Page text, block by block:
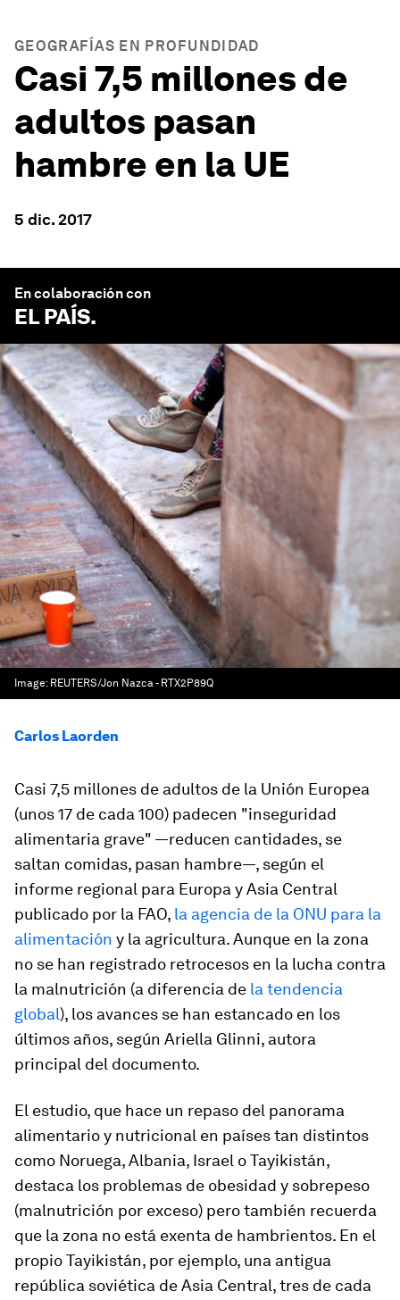
GEOGRAFÍAS EN PROFUNDIDAD
Casi 7,5 millones de
adultos pasan
hambre en la UE
5 dic. 2017
En colaboración con
EL PAÍS.
Image: REUTERS/Jon Nazca - RTX2P89Q
Carlos Laorden
Casi 7,5 millones de adultos de la Unión Europea
(unos 17 de cada 100) padecen "inseguridad
alimentaria grave" —reducen cantidades, se
saltan comidas, pasan hambre—, según el
informe regional para Europa y Asia Central
publicado por la FAO, la agencia de la ONU para la
alimentación y la agricultura. Aunque en la zona
no se han registrado retrocesos en la lucha contra
la malnutrición (a diferencia de la tendencia
global), los avances se han estancado en los
últimos años, según Ariella Glinni, autora
principal del documento.
El estudio, que hace un repaso del panorama
alimentario y nutricional en países tan distintos
como Noruega, Albania, Israel o Tayikistán,
destaca los problemas de obesidad y sobrepeso
(malnutrición por exceso) pero también recuerda
que la zona no está exenta de hambrientos. En el
propio Tayikistán, por ejemplo, una antigua
república soviética de Asia Central, tres de cada